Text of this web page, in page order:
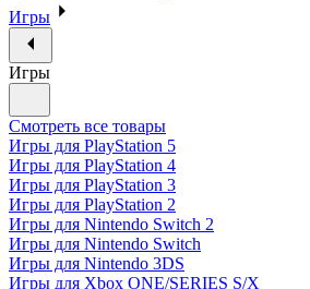
Игры
Игры
Смотреть все товары
Игры для PlayStation 5
Игры для PlayStation 4
Игры для PlayStation 3
Игры для PlayStation 2
Игры для Nintendo Switch 2
Игры для Nintendo Switch
Игры для Nintendo 3DS
Игры для Xbox ONE/SERIES S/X